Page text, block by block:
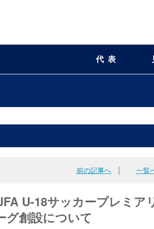
代表
前の記事へ│ 一覧
U-18サッカープレミア
グ創設について